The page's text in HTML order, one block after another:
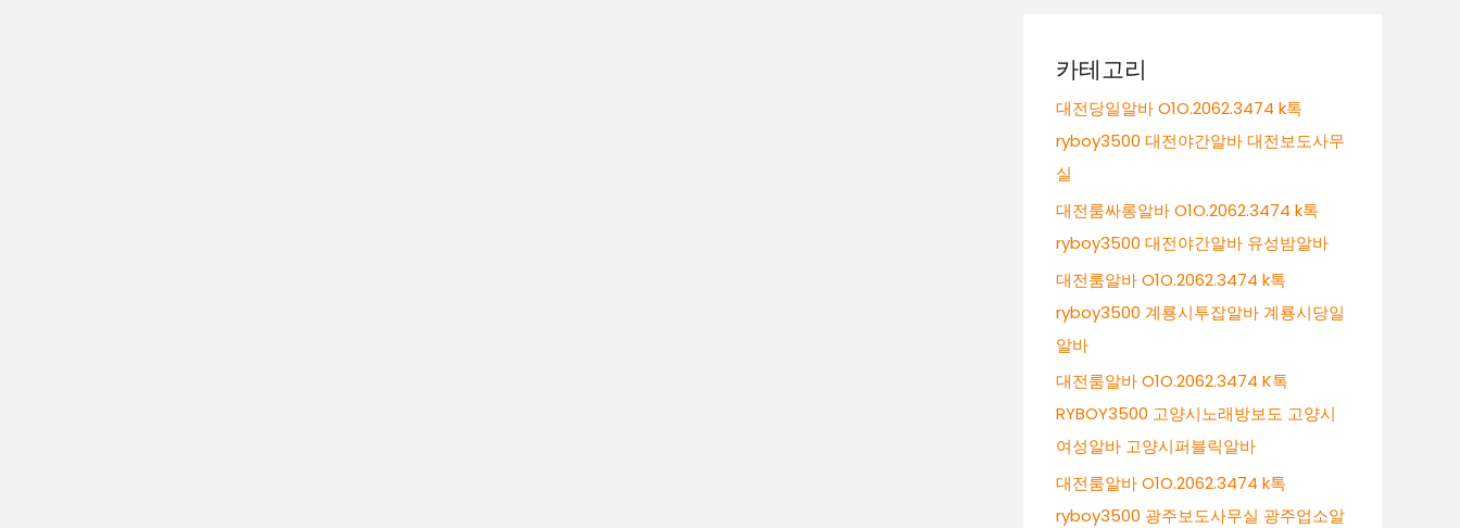
카테고리
대전당일알바 O1O.2062.3474 k톡
ryboy3500 대전야간알바 대전보도사무
실
대전룸싸롱알바 O1O.2062.3474 k톡
ryboy3500 대전야간알바 유성밤알바
대전룸알바 O1O.2062.3474 k톡
ryboy3500 계룡시투잡알바 계룡시당일
알바
대전룸알바 O1O.2062.3474 K톡
RYBOY3500 고양시노래방보도 고양시
여성알바 고양시퍼블릭알바
대전룸알바 O1O.2062.3474 k톡
ryboy3500 광주보도사무실 광주업소알